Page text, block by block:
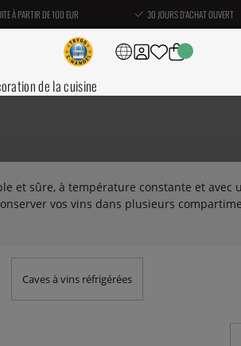
À PARTIR DE 100 EUR 30 JOURS D'ACHAT OUVERT
de la cuisine
et sûre, à température constante et avec
vos vins dans plusieurs
pour le vin blanc. Vous pouvez disposer
de présentation. De cette façon, vous
Caves à vins réfrigérées